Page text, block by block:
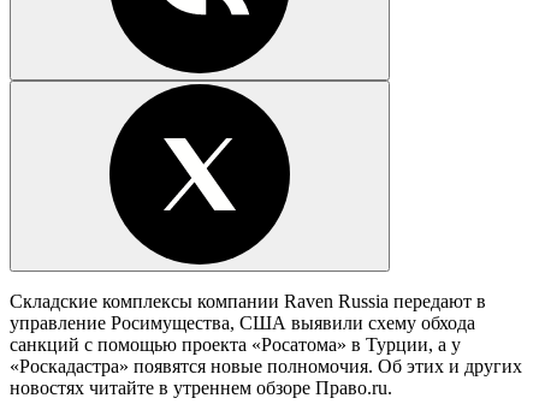
Складские комплексы компании Raven Russia передают в
управление Росимущества, США выявили схему обхода
санкций с помощью проекта «Росатома» в Турции, а у
«Роскадастра» появятся новые полномочия. Об этих и других
новостях читайте в утреннем обзоре Право.ru.